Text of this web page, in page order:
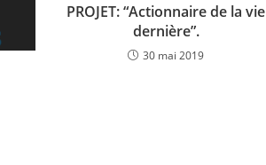
PROJET: “Actionnaire de la vie
dernière”.
30 mai 2019